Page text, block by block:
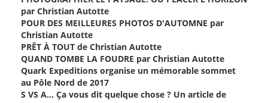
par Christian Autotte
POUR DES MEILLEURES PHOTOS D'AUTOMNE par
Christian Autotte
PRÊT À TOUT de Christian Autotte
QUAND TOMBE LA FOUDRE par Christian Autotte
Quark Expeditions organise un mémorable sommet
au Pôle Nord de 2017
S VS A… Ça vous dit quelque chose ? Un article de